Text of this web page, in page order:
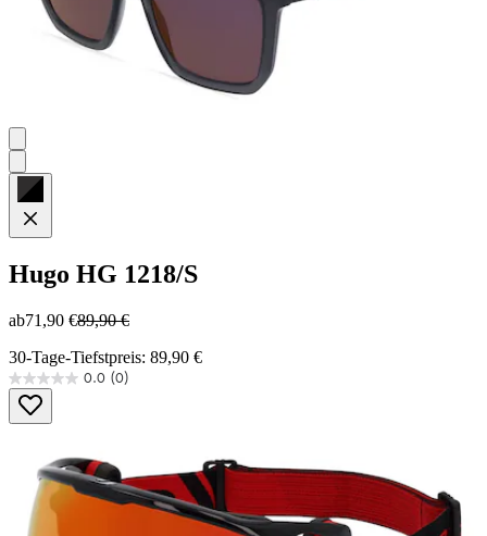
Hugo HG 1218/S
ab71,90 €89,90 €
30-Tage-Tiefstpreis: 89,90 €
0.0 (0)
0.0
von
5